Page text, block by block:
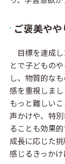
ご褒美や
目標を達成し
とで子どもの
し、物質的な
感を重視しま
もっと難しい
声かけや、特
ることも効果
成長に応じた
感じるきっかけ